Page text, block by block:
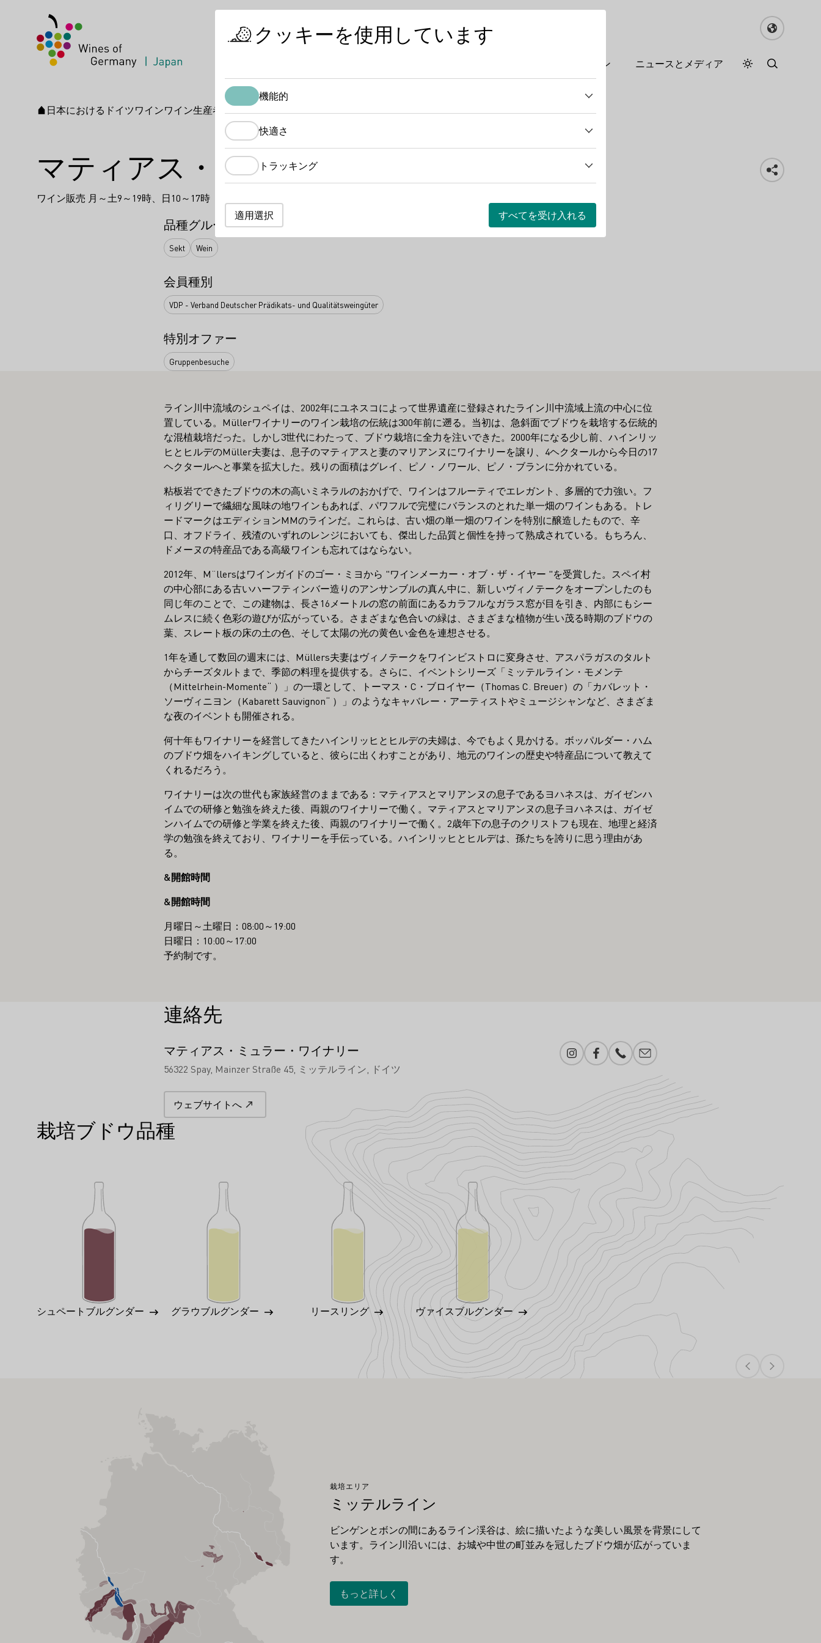
日本におけるドイツワイン ニュースとメディア デイモード
ダークモード
スタートページ
日本におけるドイツワインワイン生産者 マティアス・ミュラー・ワイナリー
マティアス・ミュラー・ワイナリー
ワイン販売 月～土9～19時、日10～17時
品種グループタイプ
Sekt Wein
会員種別
VDP - Verband Deutscher Prädikats- und Qualitätsweingüter
特別オファー
Gruppenbesuche
ライン川中流域のシュペイは、2002年にユネスコによって世界遺産に登録されたライン川中流域上流の中心に位
置している。Müllerワイナリーのワイン栽培の伝統は300年前に遡る。当初は、急斜面でブドウを栽培する伝統的
な混植栽培だった。しかし3世代にわたって、ブドウ栽培に全力を注いできた。2000年になる少し前、ハインリッ
ヒとヒルデのMüller夫妻は、息子のマティアスと妻のマリアンヌにワイナリーを譲り、4ヘクタールから今日の17
ヘクタールへと事業を拡大した。残りの面積はグレイ、ピノ・ノワール、ピノ・ブランに分かれている。
粘板岩でできたブドウの木の高いミネラルのおかげで、ワインはフルーティでエレガント、多層的で力強い。フ
ィリグリーで繊細な風味の地ワインもあれば、パワフルで完璧にバランスのとれた単一畑のワインもある。トレ
ードマークはエディションMMのラインだ。これらは、古い畑の単一畑のワインを特別に醸造したもので、辛
口、オフドライ、残渣のいずれのレンジにおいても、傑出した品質と個性を持って熟成されている。もちろん、
ドメーヌの特産品である高級ワインも忘れてはならない。
2012年、M¨llersはワインガイドのゴー・ミヨから "ワインメーカー・オブ・ザ・イヤー "を受賞した。スペイ村
の中心部にある古いハーフティンバー造りのアンサンブルの真ん中に、新しいヴィノテークをオープンしたのも
同じ年のことで、この建物は、長さ16メートルの窓の前面にあるカラフルなガラス窓が目を引き、内部にもシー
ムレスに続く色彩の遊びが広がっている。さまざまな色合いの緑は、さまざまな植物が生い茂る時期のブドウの
葉、スレート板の床の土の色、そして太陽の光の黄色い金色を連想させる。
1年を通して数回の週末には、Müllers夫妻はヴィノテークをワインビストロに変身させ、アスパラガスのタルト
からチーズタルトまで、季節の料理を提供する。さらに、イベントシリーズ「ミッテルライン・モメンテ
（Mittelrhein-Momente“ ）」の一環として、トーマス・C・ブロイヤー（Thomas C. Breuer）の「カバレット・
ソーヴィニヨン（Kabarett Sauvignon“ ）」のようなキャバレー・アーティストやミュージシャンなど、さまざま
な夜のイベントも開催される。
何十年もワイナリーを経営してきたハインリッヒとヒルデの夫婦は、今でもよく見かける。ボッパルダー・ハム
のブドウ畑をハイキングしていると、彼らに出くわすことがあり、地元のワインの歴史や特産品について教えて
くれるだろう。
ワイナリーは次の世代も家族経営のままである：マティアスとマリアンヌの息子であるヨハネスは、ガイゼンハ
イムでの研修と勉強を終えた後、両親のワイナリーで働く。マティアスとマリアンヌの息子ヨハネスは、ガイゼ
ンハイムでの研修と学業を終えた後、両親のワイナリーで働く。2歳年下の息子のクリストフも現在、地理と経済
学の勉強を終えており、ワイナリーを手伝っている。ハインリッヒとヒルデは、孫たちを誇りに思う理由があ
る。
&開館時間
&開館時間
月曜日～土曜日：08:00～19:00
日曜日：10:00～17:00
予約制です。
連絡先
マティアス・ミュラー・ワイナリー
56322 Spay Mainzer Straße 45 ミッテルライン ドイツ
InstagramFacebook電話番号メール追加
ウェブサイトへ
栽培ブドウ品種
シュペートブルグンダー グラウブルグンダー リースリング ヴァイスブルグンダー
栽培エリア
ミッテルライン
ビンゲンとボンの間にあるライン渓谷は、絵に描いたような美しい風景を背景にして
います。ライン川沿いには、お城や中世の町並みを冠したブドウ畑が広がっていま
す。
もっと詳しく
クッキーを使用しています
機能的
快適さ
トラッキング
適用選択 すべてを受け入れる